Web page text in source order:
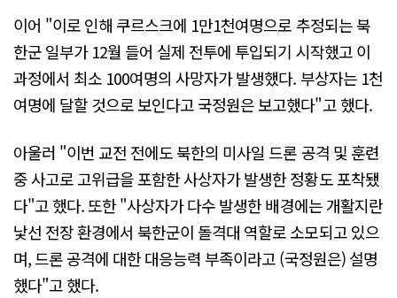
이어 "이로 인해 쿠르스크에 1만1천여명으로 추정되는 북
한군 일부가 12월 들어 실제 전투에 투입되기 시작했고 이
과정에서 최소 100여명의 사망자가 발생했다. 부상자는 1천
여명에 달할 것으로 보인다고 국정원은 보고했다"고 했다.
아울러 "이번 교전 전에도 북한의 미사일 드론 공격 및 훈련
중 사고로 고위급을 포함한 사상자가 발생한 정황도 포착됐
다"고 했다. 또한 "사상자가 다수 발생한 배경에는 개활지란
낯선 전장 환경에서 북한군이 돌격대 역할로 소모되고 있으
며, 드론 공격에 대한 대응능력 부족이라고 (국정원은) 설명
했다"고 했다.